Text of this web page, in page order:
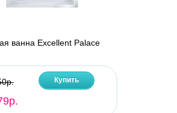
ванна Excellent Palace
Купить